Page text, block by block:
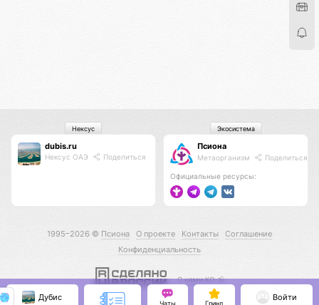
dubis.ru
Нексус ОАЭ Поделиться
Нексус
Псиона
Метаорганизм Поделиться
Официальные ресурсы:
Экосистема
1995–2026 © Псиона О проекте Контакты
Соглашение
Конфиденциальность
С нами КО 🕉️
Дубис
Чаты Гринд
Войти